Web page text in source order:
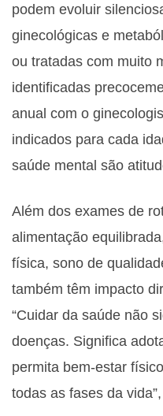
podem evoluir
ginecológicas e
ou tratadas com muito
identificadas
anual com o
indicados para cada
saúde mental são
Além dos exames de
alimentação
física, sono de
também têm impacto
“Cuidar da saúde não
doenças. Significa
permita bem-estar
todas as fases da